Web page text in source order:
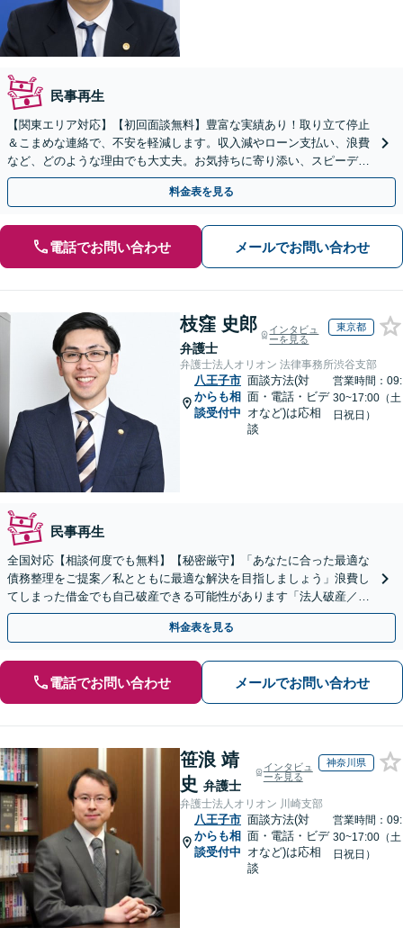
民事再生
【関東エリア対応】【初回面談無料】豊富な実績あり！取り立て停止
＆こまめな連絡で、不安を軽減します。収入減やローン支払い、浪費
など、どのような理由でも大丈夫。お気持ちに寄り添い、スピーディ
ーな解決を目指します【法テラス利用＆休日・夜間面談可】
料金表を見る
電話でお問い合わせ メールでお問い合わせ
枝窪 史郎
弁護士
インタビュ
ーを見る
東京都
弁護士法人オリオン 法律事務所渋谷支部
八王子市
からも相
談受付中
面談方法(対
面・電話・ビデ
オなど)は応相
談
営業時間：09:
30~17:00（土
日祝日）
民事再生
全国対応【相談何度でも無料】【秘密厳守】「あなたに合った最適な
債務整理をご提案／私とともに最適な解決を目指しましょう」浪費し
てしまった借金でも自己破産できる可能性があります「法人破産／コ
ロナ不況・物価高騰に苦しむ企業さまを救済」
料金表を見る
電話でお問い合わせ メールでお問い合わせ
笹浪 靖
史 弁護士
インタビュ
ーを見る
神奈川県
弁護士法人オリオン 川崎支部
八王子市
からも相
談受付中
面談方法(対
面・電話・ビデ
オなど)は応相
談
営業時間：09:
30~17:00（土
日祝日）